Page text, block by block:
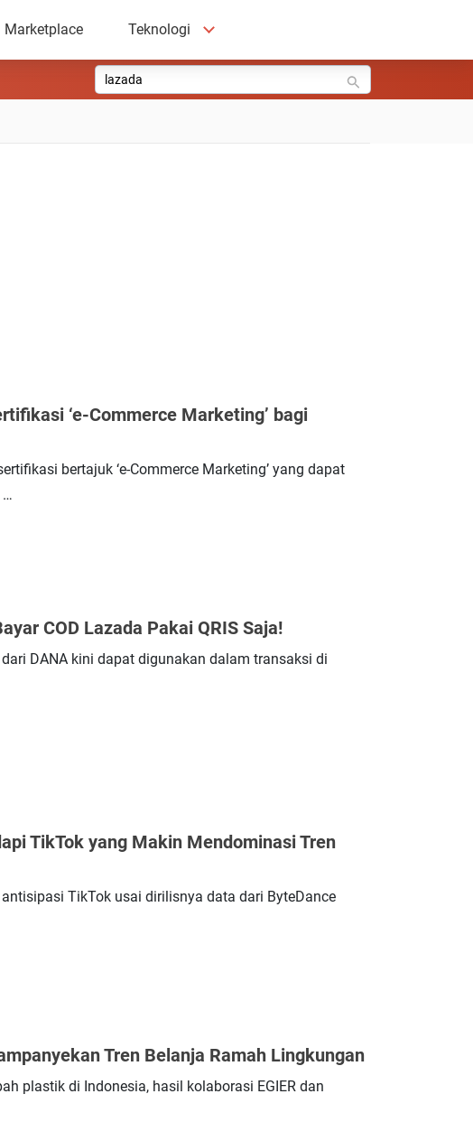
Marketplace Teknologi
‘e-Commerce Marketing’ bagi
bertajuk ‘e-Commerce Marketing’ yang dapat
…
COD Lazada Pakai QRIS Saja!
DANA kini dapat digunakan dalam transaksi di
TikTok yang Makin Mendominasi Tren
TikTok usai dirilisnya data dari ByteDance
Tren Belanja Ramah Lingkungan
plastik di Indonesia, hasil kolaborasi EGIER dan